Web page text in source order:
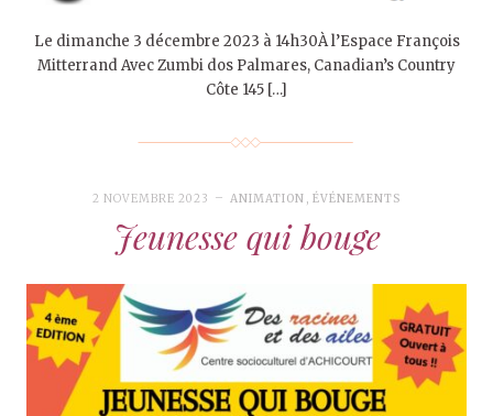
Le dimanche 3 décembre 2023 à 14h30À l’Espace François
Mitterrand Avec Zumbi dos Palmares, Canadian’s Country
Côte 145 […]
2 NOVEMBRE 2023 ANIMATION , ÉVÉNEMENTS
Jeunesse qui bouge